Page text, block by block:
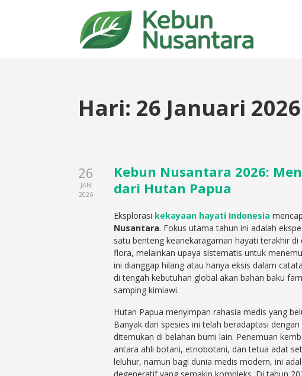
Hari: 26 Januari 2026
26
JAN
2026
Kebun Nusantara 2026:
dari Hutan Papua
Eksplorasi kekayaan hayati Indonesia
Nusantara. Fokus utama tahun ini adalah
satu benteng keanekaragaman hayati terakhir
flora, melainkan upaya sistematis untuk
ini dianggap hilang atau hanya eksis dalam
di tengah kebutuhan global akan bahan baku
samping kimiawi.
Hutan Papua menyimpan rahasia medis yang
Banyak dari spesies ini telah beradaptasi
ditemukan di belahan bumi lain. Penemuan
antara ahli botani, etnobotani, dan tetua adat
leluhur, namun bagi dunia medis modern, ini